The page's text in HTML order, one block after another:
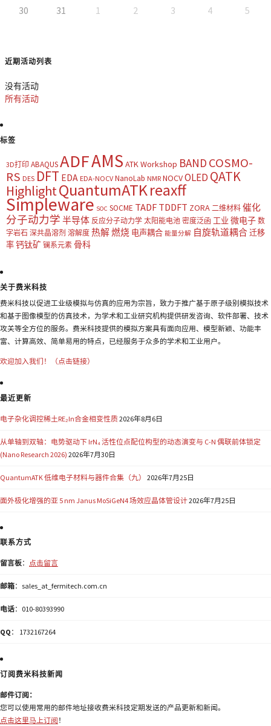
30 31 1 2 3 4 5
近期活动列表
没有活动
所有活动
标签
3D打印 ABAQUSADFAMS ATK Workshop BAND COSMO-
RS DES DFT EDA EDA-NOCV NanoLab NMR NOCVOLED QATK
HighlightQuantumATKreaxff
Simpleware SOC SOCME TADF TDDFT ZORA 二维材料 催化
分子动力学 半导体 反应分子动力学 太阳能电池 密度泛函 工业 微电子 数
字岩石 深共晶溶剂 溶解度 热解燃烧 电声耦合 能量分解 自旋轨道耦合迁移
率钙钛矿 镧系元素 骨科
关于费米科技
费米科技以促进工业级模拟与仿真的应用为宗旨，致力于推广基于原子级别模拟技术
和基于图像模型的仿真技术，为学术和工业研究机构提供研发咨询、软件部署、技术
攻关等全方位的服务。费米科技提供的模拟方案具有面向应用、模型新颖、功能丰
富、计算高效、简单易用的特点，已经服务于众多的学术和工业用户。
欢迎加入我们！（点击链接）
最近更新
电子杂化调控稀土RE₂In合金相变性质2026年8月6日
从单轴到双轴：电势驱动下 IrN₄ 活性位点配位构型的动态演变与 C-N 偶联前体锁定
(Nano Research 2026) 2026年7月30日
QuantumATK 低维电子材料与器件合集（九） 2026年7月25日
面外极化增强的亚 5 nm Janus MoSiGeN4 场效应晶体管设计2026年7月25日
联系方式
留言板： 点击留言
邮箱：sales_at_fermitech.com.cn
电话：010-80393990
QQ ： 1732167264
订阅费米科技新闻
邮件订阅：
您可以使用常用的邮件地址接收费米科技定期发送的产品更新和新闻。
点击这里马上订阅 ！